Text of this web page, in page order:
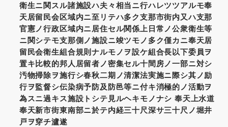
衛生ニ関スル諸施設ハ夫々相当ニ行ハレツツアルモ奉
天居留民会区域内ニ至リテハ多ク支那市街内又ハ支那
官憲ノ行政区域内ニ居住セル関係上日常ノ公衆衛生等
ニ関シテモ支那側ノ施設ニ竣ツモノ多ク僅カニ奉天居
留民会衛生組合規則ナルモノヲ設ケ組合長以下委員ヲ
置キ比較的邦人居留者ノ密集セル十間房ノ一部ニ対シ
汚物掃除ヲ施行シ春秋二期ノ清潔法実施ニ際シ其ノ励
行ヲ監督シ伝染病予防及防邑等ニ付キ消極的ノ活動ヲ
為スニ過キス施設トシテ見ルヘキモノナシ 奉天上水道
奉天新市街東南部ニ於テ内経三十尺深サ三十尺ノ堀井
戸ヲ穿チ瀘遂